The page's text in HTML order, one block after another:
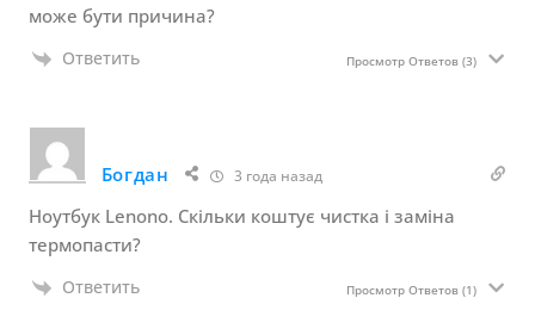
може бути причина?
Ответить Просмотр Ответов(3)
Богдан 3 года назад
Ноутбук Lenono. Скільки коштує чистка і заміна
термопасти?
Ответить Просмотр Ответов(1)